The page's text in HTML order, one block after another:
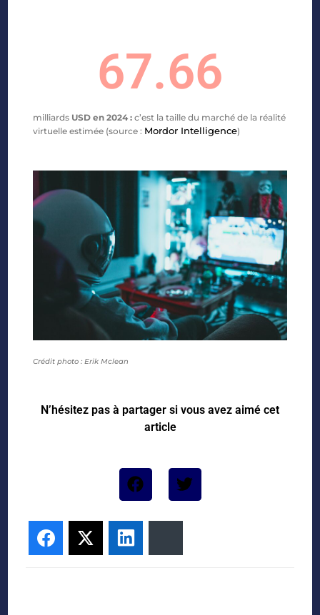
67.66
milliards USD en 2024 : c’est la taille du marché de la réalité
virtuelle estimée (source : Mordor Intelligence)
Crédit photo : Erik Mclean
N’hésitez pas à partager si vous avez aimé cet
article
Facebook
Twitter